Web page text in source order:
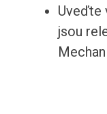
Uveďte
jsou